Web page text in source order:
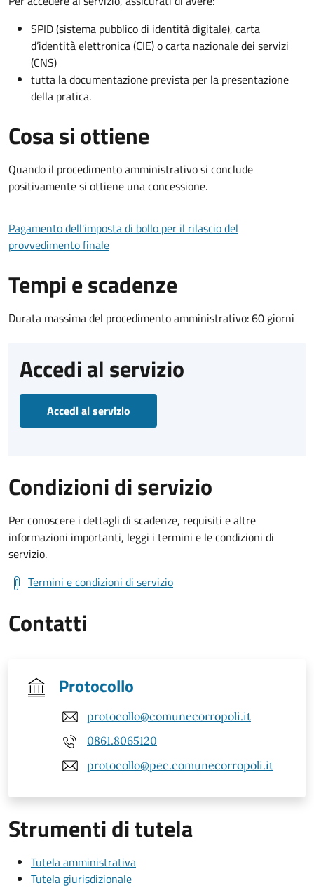
SPID (sistema pubblico di identità digitale), carta
d’identità elettronica (CIE) o carta nazionale dei servizi
(CNS)
tutta la documentazione prevista per la presentazione
della pratica.
Cosa si ottiene
Quando il procedimento amministrativo si conclude
positivamente si ottiene una concessione.
Pagamento dell'imposta di bollo per il rilascio del
provvedimento finale
Tempi e scadenze
Durata massima del procedimento amministrativo: 60 giorni
Accedi al servizio
Accedi al servizio
Condizioni di servizio
Per conoscere i dettagli di scadenze, requisiti e altre
informazioni importanti, leggi i termini e le condizioni di
servizio.
Termini e condizioni di servizio
Contatti
Protocollo
protocollo@comunecorropoli.it
0861.8065120
protocollo@pec.comunecorropoli.it
Strumenti di tutela
Tutela amministrativa
Tutela giurisdizionale